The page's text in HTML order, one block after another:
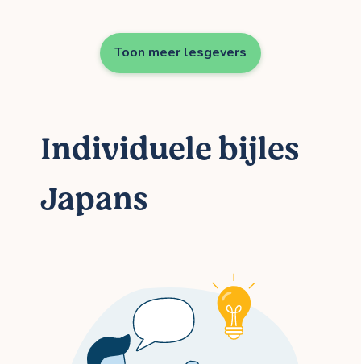
Toon meer lesgevers
Individuele bijles
Japans